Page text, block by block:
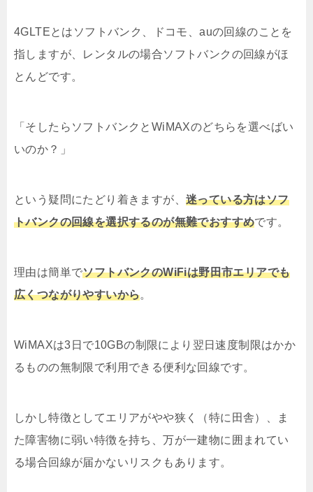
4GLTEとはソフトバンク、ドコモ、auの回線のことを
指しますが、レンタルの場合ソフトバンクの回線がほ
とんどです。
「そしたらソフトバンクとWiMAXのどちらを選べばい
いのか？」
という疑問にたどり着きますが、 迷っている方はソフ
トバンクの回線を選択するのが無難でおすすめです。
理由は簡単でソフトバンクのWiFiは野田市エリアでも
広くつながりやすいから。
WiMAXは3日で10GBの制限により翌日速度制限はかか
るものの無制限で利用できる便利な回線です。
しかし特徴としてエリアがやや狭く（特に田舎）、ま
た障害物に弱い特徴を持ち、万が一建物に囲まれてい
る場合回線が届かないリスクもあります。